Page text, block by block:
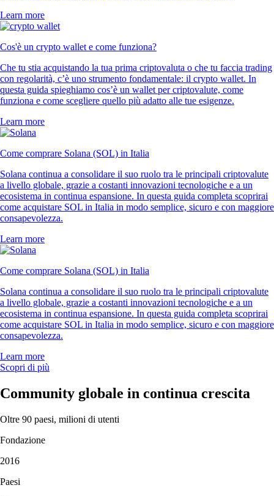
Learn more
Cos'è un crypto wallet e come funziona?
Che tu stia acquistando la tua prima criptovaluta o che tu faccia trading
con regolarità, c’è uno strumento fondamentale: il crypto wallet. In
questa guida spieghiamo cos’è un wallet per criptovalute, come
funziona e come scegliere quello più adatto alle tue esigenze.
Learn more
Come comprare Solana (SOL) in Italia
Solana continua a consolidare il suo ruolo tra le principali criptovalute
a livello globale, grazie a costanti innovazioni tecnologiche e a un
ecosistema in continua espansione. In questa guida completa scoprirai
come acquistare SOL in Italia in modo semplice, sicuro e con maggiore
consapevolezza.
Learn more
Come comprare Solana (SOL) in Italia
Solana continua a consolidare il suo ruolo tra le principali criptovalute
a livello globale, grazie a costanti innovazioni tecnologiche e a un
ecosistema in continua espansione. In questa guida completa scoprirai
come acquistare SOL in Italia in modo semplice, sicuro e con maggiore
consapevolezza.
Learn more
Scopri di più
Community globale in continua crescita
Oltre 90 paesi, milioni di utenti
Fondazione
2016
Paesi